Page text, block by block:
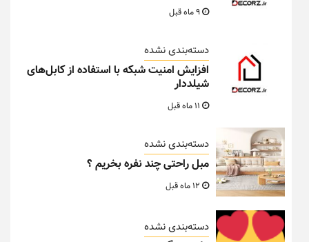
دسته‌بندی نشده
افزایش امنیت شبکه با استفاده از کابل‌های
شیلددار
دسته‌بندی نشده
مبل راحتی چند نفره بخریم ؟
دسته‌بندی نشده